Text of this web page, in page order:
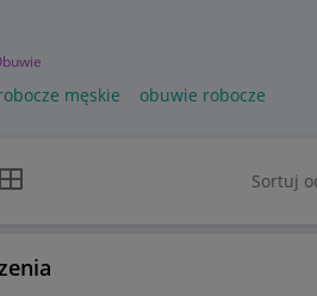
męskie obuwie robocze
Widok siatki Sortuj